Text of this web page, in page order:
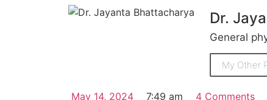
Dr.
General
My Other
May 14, 2024 7:49 am 4 Comments